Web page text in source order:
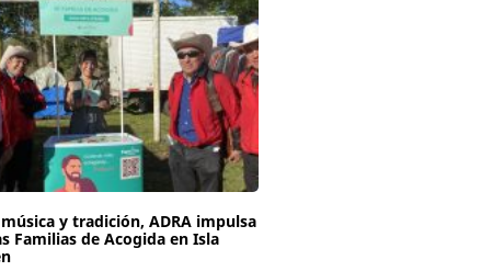
y tradición, ADRA impulsa
Familias de Acogida en Isla